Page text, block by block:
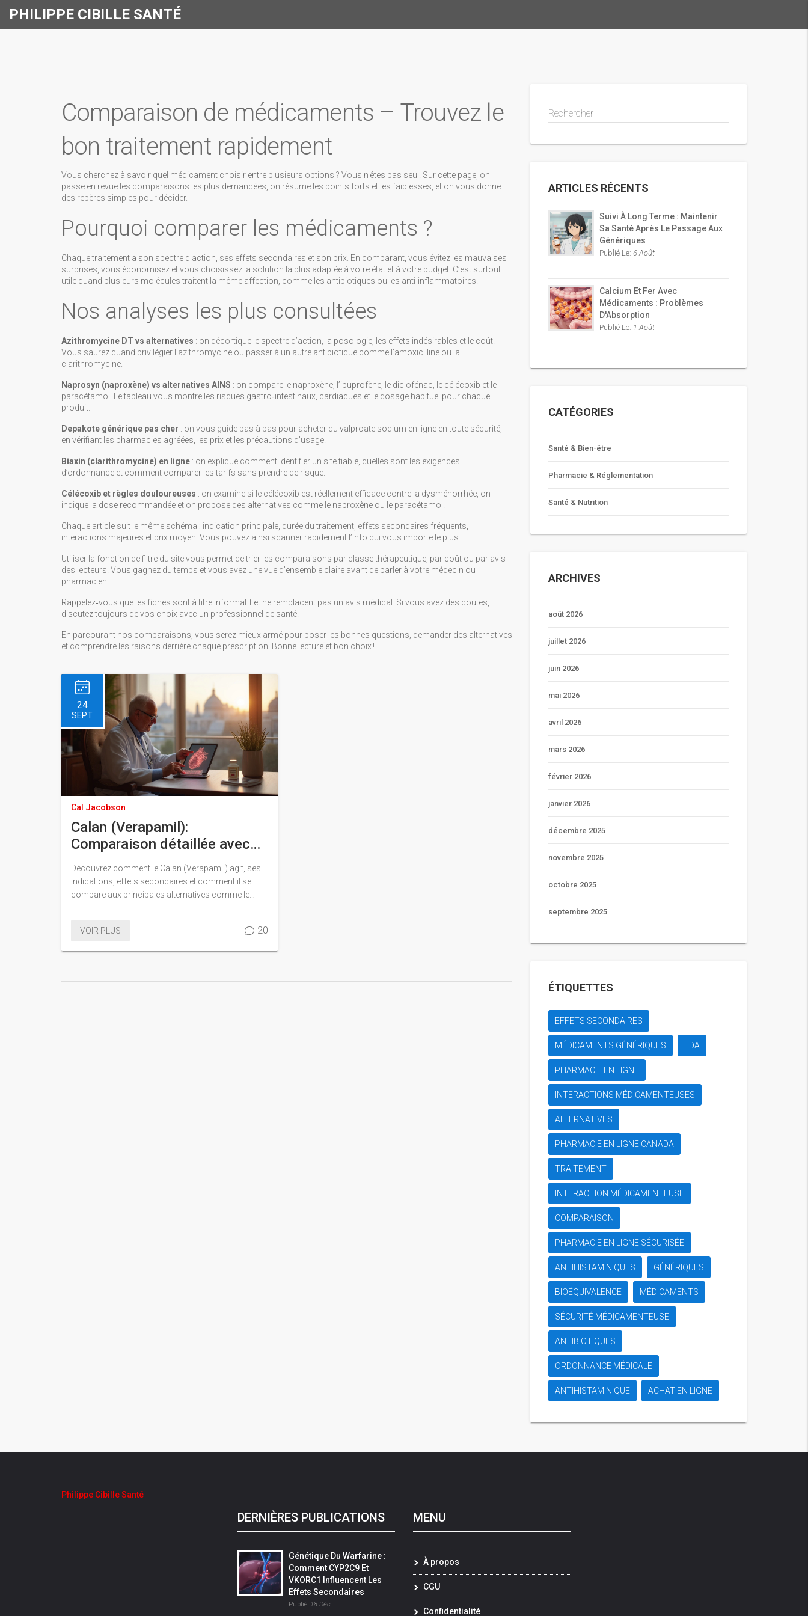
PHILIPPE CIBILLE SANTÉ
Comparaison de médicaments – Trouvez le
bon traitement rapidement
Vous cherchez à savoir quel médicament choisir entre plusieurs options ? Vous n'êtes pas seul. Sur cette page, on
passe en revue les comparaisons les plus demandées, on résume les points forts et les faiblesses, et on vous donne
des repères simples pour décider.
Pourquoi comparer les médicaments ?
Chaque traitement a son spectre d'action, ses effets secondaires et son prix. En comparant, vous évitez les mauvaises
surprises, vous économisez et vous choisissez la solution la plus adaptée à votre état et à votre budget. C’est surtout
utile quand plusieurs molécules traitent la même affection, comme les antibiotiques ou les anti-inflammatoires.
Nos analyses les plus consultées
Azithromycine DT vs alternatives : on décortique le spectre d’action, la posologie, les effets indésirables et le coût.
Vous saurez quand privilégier l’azithromycine ou passer à un autre antibiotique comme l’amoxicilline ou la
clarithromycine.
Naprosyn (naproxène) vs alternatives AINS : on compare le naproxène, l’ibuprofène, le diclofénac, le célécoxib et le
paracétamol. Le tableau vous montre les risques gastro‑intestinaux, cardiaques et le dosage habituel pour chaque
produit.
Depakote générique pas cher : on vous guide pas à pas pour acheter du valproate sodium en ligne en toute sécurité,
en vérifiant les pharmacies agréées, les prix et les précautions d’usage.
Biaxin (clarithromycine) en ligne : on explique comment identifier un site fiable, quelles sont les exigences
d’ordonnance et comment comparer les tarifs sans prendre de risque.
Célécoxib et règles douloureuses : on examine si le célécoxib est réellement efficace contre la dysménorrhée, on
indique la dose recommandée et on propose des alternatives comme le naproxène ou le paracétamol.
Chaque article suit le même schéma : indication principale, durée du traitement, effets secondaires fréquents,
interactions majeures et prix moyen. Vous pouvez ainsi scanner rapidement l’info qui vous importe le plus.
Utiliser la fonction de filtre du site vous permet de trier les comparaisons par classe thérapeutique, par coût ou par avis
des lecteurs. Vous gagnez du temps et vous avez une vue d’ensemble claire avant de parler à votre médecin ou
pharmacien.
Rappelez‑vous que les fiches sont à titre informatif et ne remplacent pas un avis médical. Si vous avez des doutes,
discutez toujours de vos choix avec un professionnel de santé.
En parcourant nos comparaisons, vous serez mieux armé pour poser les bonnes questions, demander des alternatives
et comprendre les raisons derrière chaque prescription. Bonne lecture et bon choix !
24
SEPT.
Cal Jacobson
Calan (Verapamil):
Comparaison détaillée avec
les alternatives
thérapeutiques
Découvrez comment le Calan (Verapamil) agit, ses
indications, effets secondaires et comment il se
compare aux principales alternatives comme le
Diltiazem, l'Amlodipine ou les bêta-bloquants.
VOIR PLUS 20
Rechercher
ARTICLES RÉCENTS
Suivi À Long Terme : Maintenir
Sa Santé Après Le Passage Aux
Génériques
Publié Le: 6 Août
Calcium Et Fer Avec
Médicaments : Problèmes
D'Absorption
Publié Le: 1 Août
CATÉGORIES
Santé & Bien-être
Pharmacie & Réglementation
Santé & Nutrition
ARCHIVES
août 2026
juillet 2026
juin 2026
mai 2026
avril 2026
mars 2026
février 2026
janvier 2026
décembre 2025
novembre 2025
octobre 2025
septembre 2025
ÉTIQUETTES
EFFETS SECONDAIRES
MÉDICAMENTS GÉNÉRIQUES FDA
PHARMACIE EN LIGNE
INTERACTIONS MÉDICAMENTEUSES
ALTERNATIVES
PHARMACIE EN LIGNE CANADA
TRAITEMENT
INTERACTION MÉDICAMENTEUSE
COMPARAISON
PHARMACIE EN LIGNE SÉCURISÉE
ANTIHISTAMINIQUES GÉNÉRIQUES
BIOÉQUIVALENCE MÉDICAMENTS
SÉCURITÉ MÉDICAMENTEUSE
ANTIBIOTIQUES
ORDONNANCE MÉDICALE
ANTIHISTAMINIQUE ACHAT EN LIGNE
Philippe Cibille Santé
DERNIÈRES PUBLICATIONS
Génétique Du Warfarine :
Comment CYP2C9 Et
VKORC1 Influencent Les
Effets Secondaires
Publié: 18 Déc.
MENU
À propos
CGU
Confidentialité